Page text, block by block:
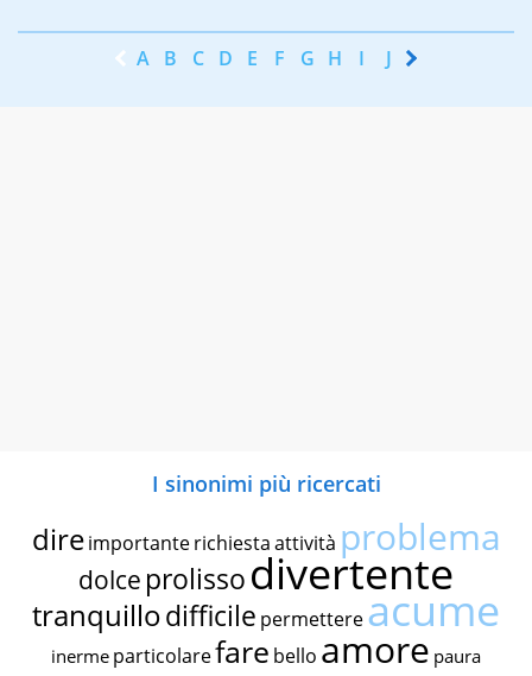
A B C D E F G H I J K
I sinonimi più ricercati
dire importante richiestaattività problema
dolce prolissodivertente
tranquillodifficile permettereacume
inerme particolarefare bello amore paura